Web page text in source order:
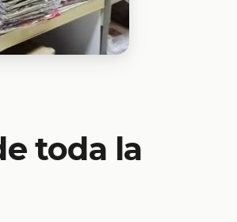
toda la